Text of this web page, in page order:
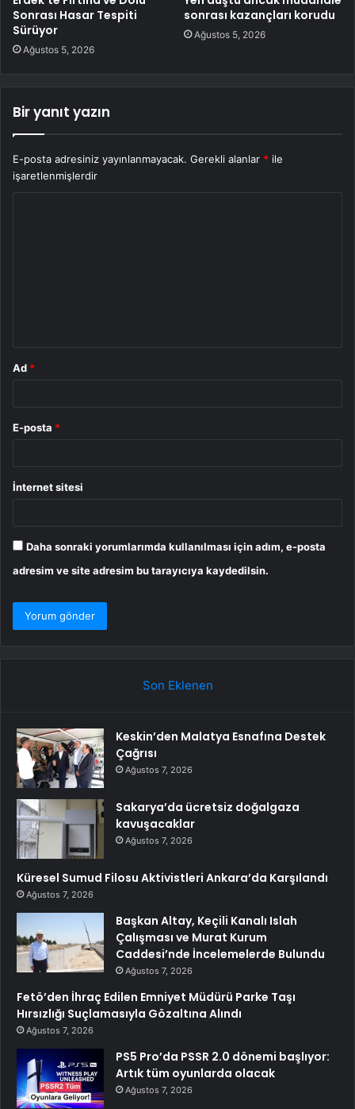
Sonrası Hasar Tespiti
Sürüyor
Ağustos 5, 2026
sonrası kazançları korudu
Ağustos 5, 2026
Bir yanıt yazın
E-posta adresiniz yayınlanmayacak. Gerekli alanlar * ile
işaretlenmişlerdir
Ad *
E-posta *
İnternet sitesi
Daha sonraki yorumlarımda kullanılması için adım, e-posta
adresim ve site adresim bu tarayıcıya kaydedilsin.
Son Eklenen
Keskin’den Malatya Esnafına Destek
Çağrısı
Ağustos 7, 2026
Sakarya’da ücretsiz doğalgaza
kavuşacaklar
Ağustos 7, 2026
Küresel Sumud Filosu Aktivistleri Ankara’da Karşılandı
Ağustos 7, 2026
Başkan Altay, Keçili Kanalı Islah
Çalışması ve Murat Kurum
Caddesi’nde İncelemelerde Bulundu
Ağustos 7, 2026
Fetö’den İhraç Edilen Emniyet Müdürü Parke Taşı
Hırsızlığı Suçlamasıyla Gözaltına Alındı
Ağustos 7, 2026
PS5 Pro’da PSSR 2.0 dönemi başlıyor:
Artık tüm oyunlarda olacak
Ağustos 7, 2026